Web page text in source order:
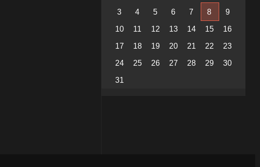
3 4 5 6 7 8 9
10 11 12 13 14 15 16
17 18 19 20 21 22 23
24 25 26 27 28 29 30
31